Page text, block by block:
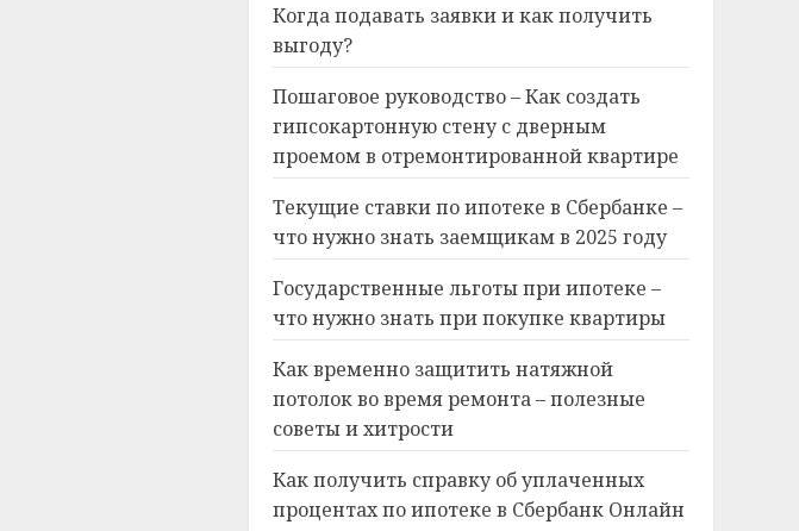
Когда подавать заявки и как получить
выгоду?
Пошаговое руководство – Как создать
гипсокартонную стену с дверным
проемом в отремонтированной квартире
Текущие ставки по ипотеке в Сбербанке –
что нужно знать заемщикам в 2025 году
Государственные льготы при ипотеке –
что нужно знать при покупке квартиры
Как временно защитить натяжной
потолок во время ремонта – полезные
советы и хитрости
Как получить справку об уплаченных
процентах по ипотеке в Сбербанк Онлайн